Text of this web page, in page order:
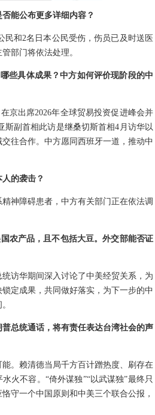
能公布更多详细内容？
民和2名日本公民受伤，伤员已及时送医
部门将依法处理。
些具体成果？中方如何评价现阶段的中
京出席2026年全球贸易投资促进峰会并
副首相此访是继桑切斯首相4月访华以
往合作。中方愿同西班牙一道，推动中
的袭击？
神障碍患者，中方有关部门正在依法调
农产品，且不包括大豆。外交部能否证
访华期间深入讨论了中美经贸关系，为
定成果，共同做好落实，为下一步的中
总统通话，将有责任表达台湾社会的声
。赖清德当局千方百计蹭热度、刷存在
火不容。“倚外谋独”“以武谋独”最终只
守一个中国原则和中美三个联合公报，